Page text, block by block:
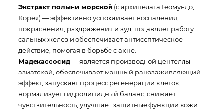
Экстракт полыни морской (с архипелага Геомундо,
Корея) — эффективно успокаивает воспаления,
покраснения, раздражения и зуд, подавляет работу
сальных желез и обеспечивает антисептическое
действие, помогая в борьбе с акне.
Мадекассосид— является производной центеллы
азиатской, обеспечивает мощный ранозаживляющий
эффект, запускает процесс регенерации клеток,
нормализует гидролипидный баланс, снижает
чувствительность, улучшает защитные функции кожи